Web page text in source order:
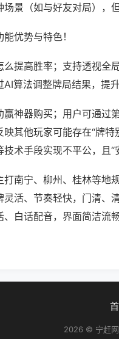
场景（如与好友对局），
优势与特色！
么提高胜率；支持透视全
算法调整牌局结果，提升
神器购买；用户可通过
映其他玩家可能存在“牌
术手段实现不平公，且“
打南宁、柳州、桂林等地
活、节奏轻快，门清、
、白话配音，界面简洁流
2026 © 宁赶